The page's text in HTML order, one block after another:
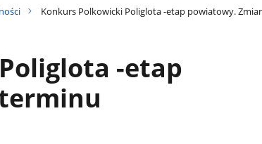
Konkurs Polkowicki Poliglota -etap powiatowy.
-etap